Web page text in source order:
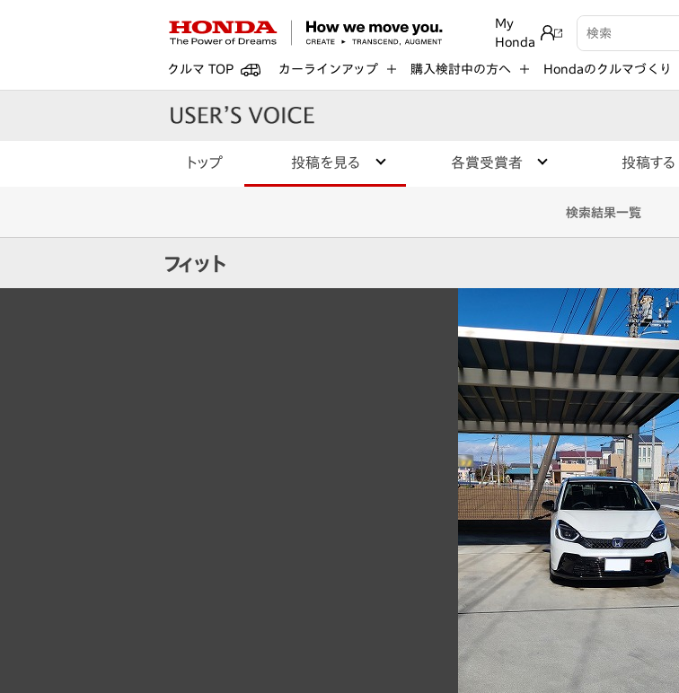
My
Honda
検索キーワード入
クルマ TOP カーラインアップ 購入検討中の方へ Hondaのクルマづくり
トップ 投稿を見る 各賞受賞者 投稿する
検索結果一覧
フィット